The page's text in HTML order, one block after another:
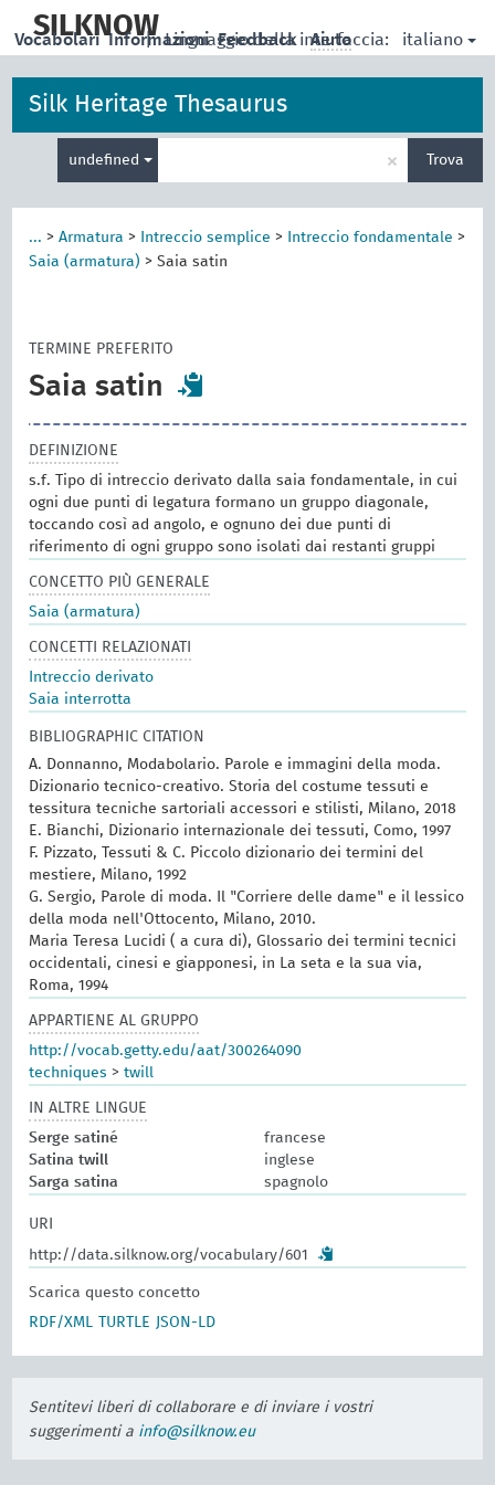
main
SILKNOW
| Linguaggio della interfaccia: italiano
Vocabolari Informazioni Feedback Aiuto
Silk Heritage Thesaurus
undefined
per
la
ricerca
× Trova
... >Armatura > Intreccio semplice > Intreccio fondamentale >
Saia (armatura) >Saia satin
TERMINE PREFERITO
Saia satin
DEFINIZIONE
s.f. Tipo di intreccio derivato dalla saia fondamentale, in cui
ogni due punti di legatura formano un gruppo diagonale,
toccando così ad angolo, e ognuno dei due punti di
riferimento di ogni gruppo sono isolati dai restanti gruppi
CONCETTO PIÙ GENERALE
Saia (armatura)
CONCETTI RELAZIONATI
Intreccio derivato
Saia interrotta
BIBLIOGRAPHIC CITATION
A. Donnanno, Modabolario. Parole e immagini della moda.
Dizionario tecnico-creativo. Storia del costume tessuti e
tessitura tecniche sartoriali accessori e stilisti, Milano, 2018
E. Bianchi, Dizionario internazionale dei tessuti, Como, 1997
F. Pizzato, Tessuti & C. Piccolo dizionario dei termini del
mestiere, Milano, 1992
G. Sergio, Parole di moda. Il "Corriere delle dame" e il lessico
della moda nell'Ottocento, Milano, 2010.
Maria Teresa Lucidi ( a cura di), Glossario dei termini tecnici
occidentali, cinesi e giapponesi, in La seta e la sua via,
Roma, 1994
APPARTIENE AL GRUPPO
http://vocab.getty.edu/aat/300264090
techniques >twill
IN ALTRE LINGUE
Serge satiné
francese
Satina twill
inglese
Sarga satina
spagnolo
URI
http://data.silknow.org/vocabulary/601
Scarica questo concetto
RDF/XML
TURTLE JSON-LD
Sentitevi liberi di collaborare e di inviare i vostri
suggerimenti a info@silknow.eu